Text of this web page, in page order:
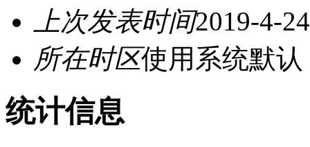
上次发表时间2019-4-
所在时区使用系统默认
统计信息